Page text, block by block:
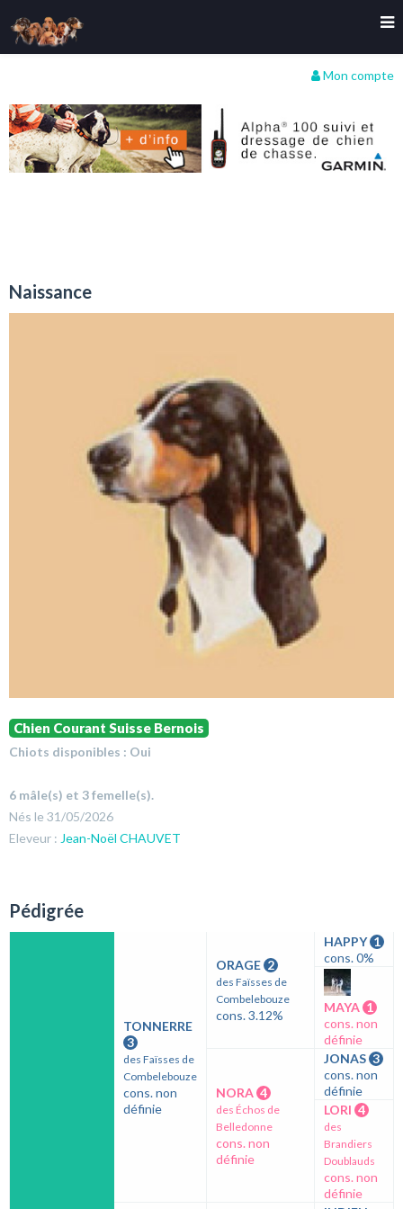
Mon compte
Naissance
Chien Courant Suisse Bernois
Chiots disponibles : Oui
6 mâle(s) et 3 femelle(s).
Nés le 31/05/2026
Eleveur : Jean-Noël CHAUVET
Pédigrée
TONNERRE
3
des Faïsses de
Combelebouze
cons. non
définie
ORAGE 2
des Faïsses de
Combelebouze
cons. 3.12%
HAPPY 1
cons. 0%
MAYA 1
cons. non
définie
NORA 4
des Échos de
Belledonne
cons. non
définie
JONAS 3
cons. non
définie
LORI 4
des
Brandiers
Doublauds
cons. non
définie